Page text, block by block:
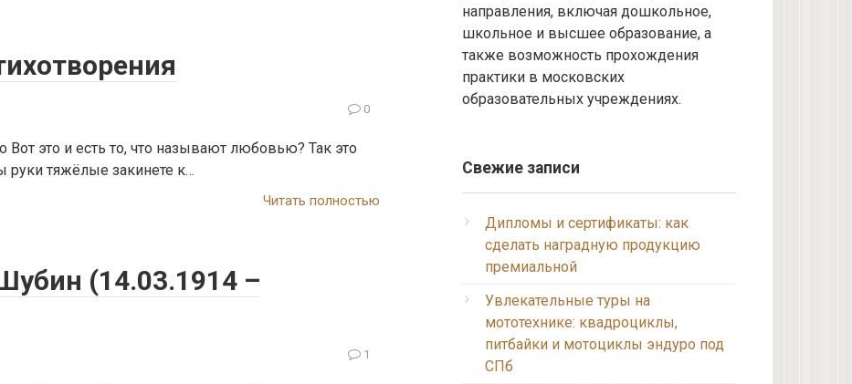
0
это и есть то, что называют любовью? Так это
руки тяжёлые закинете к…
Читать полностью
(14.03.1914 –
1
направления, включая дошкольное,
школьное и высшее образование, а
также возможность прохождения
практики в московских
образовательных учреждениях.
Свежие записи
Дипломы и сертификаты: как
сделать наградную продукцию
премиальной
Увлекательные туры на
мототехнике: квадроциклы,
питбайки и мотоциклы эндуро под
СПб